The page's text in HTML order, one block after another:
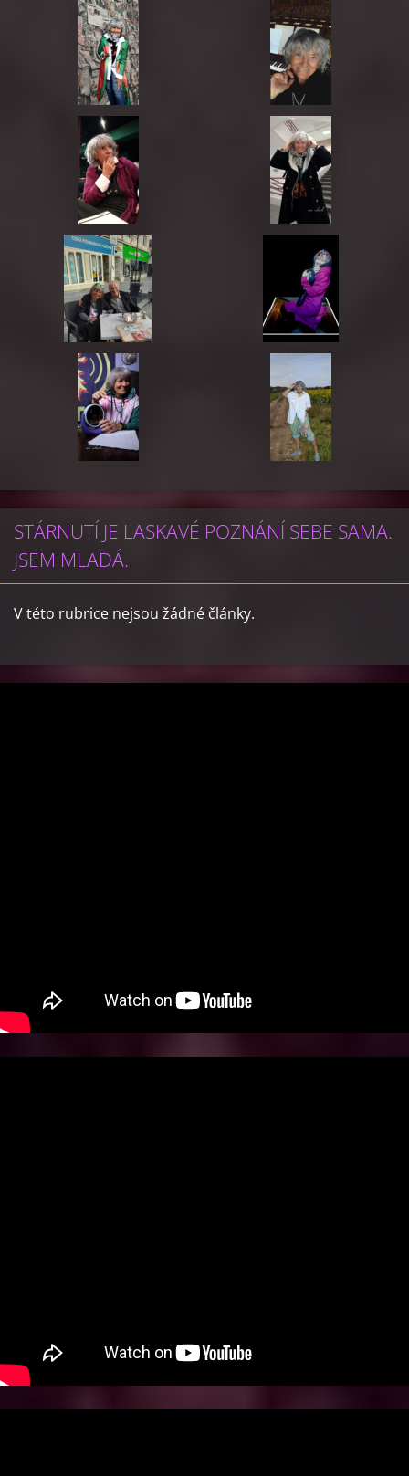
STÁRNUTÍ JE LASKAVÉ POZNÁNÍ SEBE SAMA.
JSEM MLADÁ.
V této rubrice nejsou žádné články.